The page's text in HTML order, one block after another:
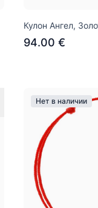
Кулон Ангел,
94.00 €
Нет в наличии